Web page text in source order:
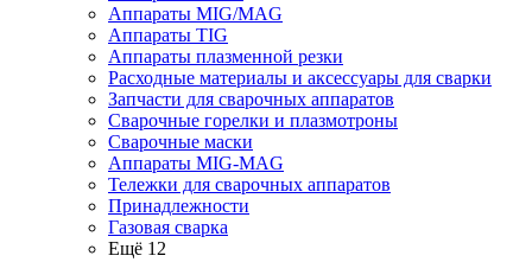
Аппараты MIG/MAG
Аппараты TIG
Аппараты плазменной резки
Расходные материалы и аксессуары для сварки
Запчасти для сварочных аппаратов
Сварочные горелки и плазмотроны
Сварочные маски
Аппараты MIG-MAG
Тележки для сварочных аппаратов
Принадлежности
Газовая сварка
Ещё 12